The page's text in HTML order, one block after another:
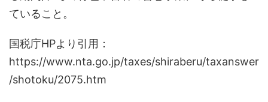
ていること。
国税庁HPより引用：
https://www.nta.go.jp/taxes/shiraberu/taxanswer
/shotoku/2075.htm